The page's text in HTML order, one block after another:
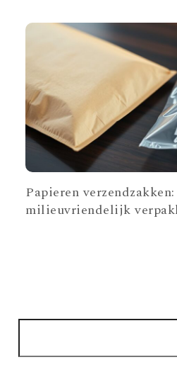
Papieren
milieuvriendelijk